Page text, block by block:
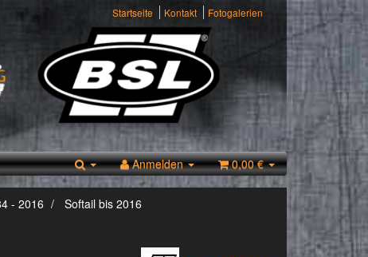
Startseite Kontakt Fotogalerien
Anmelden 0,00 €
- 2016
Softail bis 2016